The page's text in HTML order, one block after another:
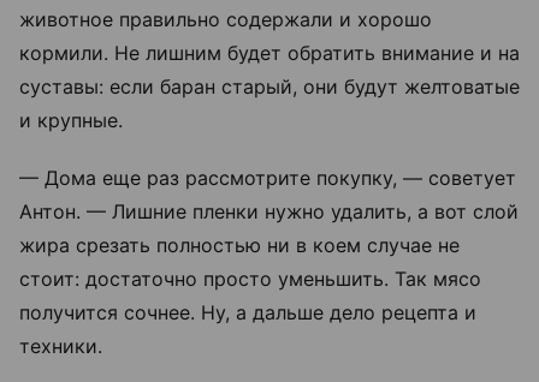
животное правильно содержали и хорошо
кормили. Не лишним будет обратить внимание и на
суставы: если баран старый, они будут желтоватые
и крупные.
— Дома еще раз рассмотрите покупку, — советует
Антон. — Лишние пленки нужно удалить, а вот слой
жира срезать полностью ни в коем случае не
стоит: достаточно просто уменьшить. Так мясо
получится сочнее. Ну, а дальше дело рецепта и
техники.